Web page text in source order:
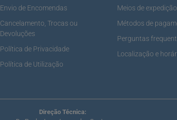
Envio de Encomendas
Cancelamento, Trocas ou
Devoluções
Política de Privacidade
Política de Utilização
Meios de expedição
Métodos de
Perguntas
Localização e
Direção Técnica: